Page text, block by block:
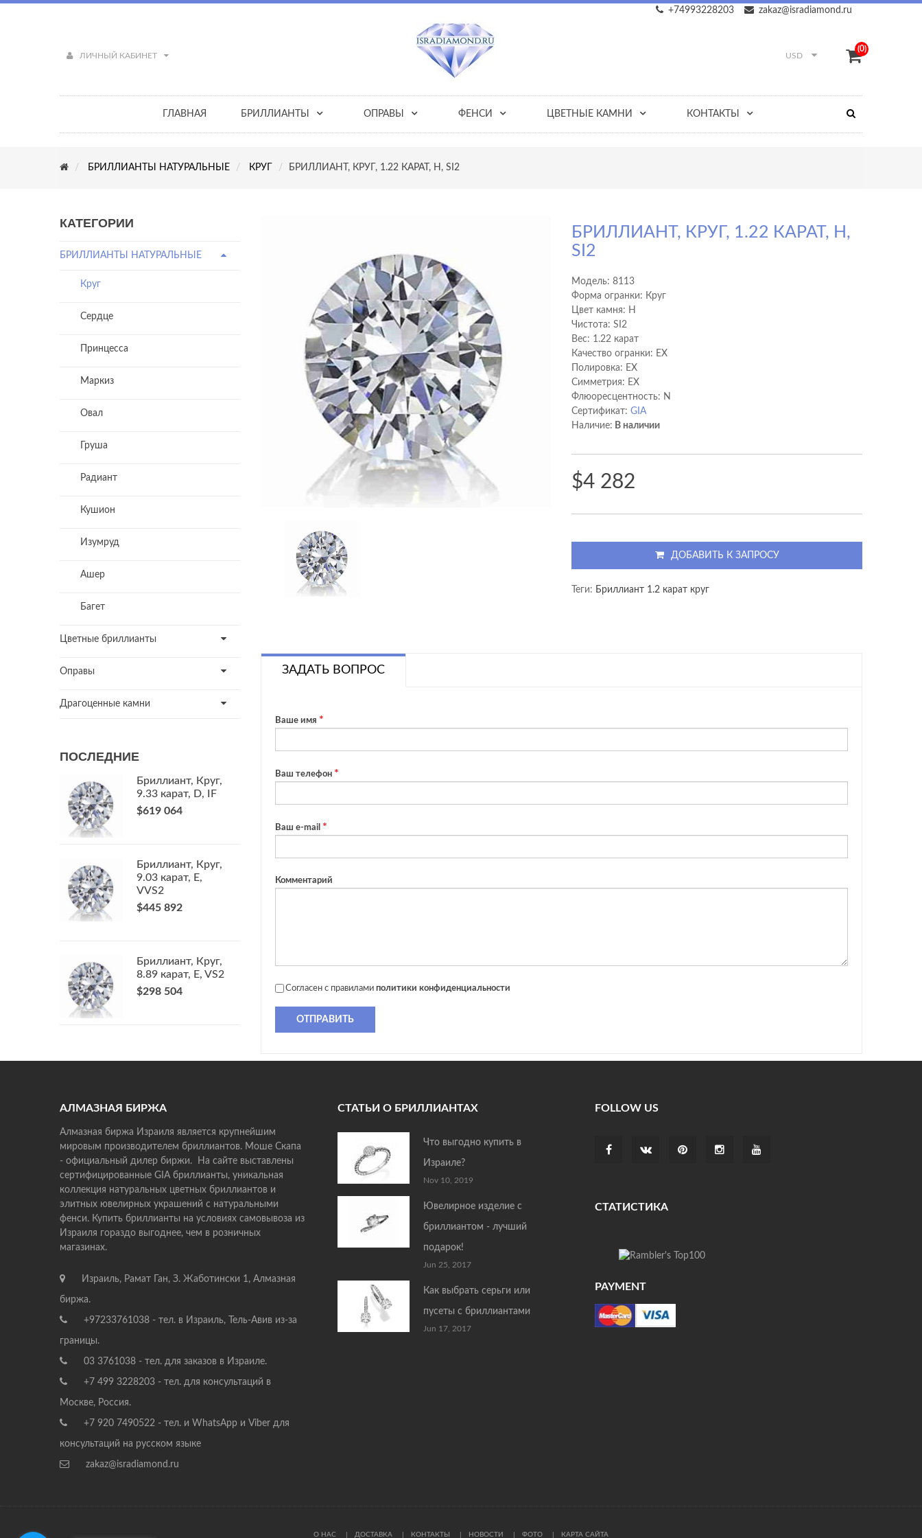
zakaz@isradiamond.ru
+74993228203
ЛИЧНЫЙ КАБИНЕТ USD
(0)
ГЛАВНАЯ БРИЛЛИАНТЫ ОПРАВЫ ФЕНСИ ЦВЕТНЫЕ КАМНИ КОНТАКТЫ
БРИЛЛИАНТЫ НАТУРАЛЬНЫЕ КРУГ БРИЛЛИАНТ, КРУГ, 1.22 КАРАТ, H, SI2
КАТЕГОРИИ
БРИЛЛИАНТЫ НАТУРАЛЬНЫЕ
Круг
Сердце
Принцесса
Маркиз
Овал
Груша
Радиант
Кушион
Изумруд
Ашер
Багет
Цветные бриллианты
Оправы
Драгоценные камни
ПОСЛЕДНИЕ
Бриллиант, Круг,
9.33 карат, D, IF
$619 064
Бриллиант, Круг,
9.03 карат, E,
VVS2
$445 892
Бриллиант, Круг,
8.89 карат, E, VS2
$298 504
БРИЛЛИАНТ, КРУГ, 1.22 КАРАТ, H,
SI2
Модель:8113
Форма огранки: Круг
Цвет камня: H
Чистота: SI2
Вес: 1.22 карат
Качество огранки: EX
Полировка: EX
Cимметрия: EX
Флюоресцентность: N
Сертификат:GIA
Наличие: В наличии
$4 282
ДОБАВИТЬ К ЗАПРОСУ
Теги: Бриллиант 1.2 карат круг
ЗАДАТЬ ВОПРОС
Ваше имя
Ваш телефон
Ваш e-mail
Комментарий
Согласен с правилами политики конфиденциальности
ОТПРАВИТЬ
АЛМАЗНАЯ БИРЖА
Алмазная биржа Израиля является крупнейшим
мировым производителем бриллиантов. Моше Скапа
- официальный дилер биржи. На сайте выставлены
сертифицированные GIA бриллианты, уникальная
коллекция натуральных цветных бриллиантов и
элитных ювелирных украшений с натуральными
фенси. Купить бриллианты на условиях самовывоза из
Израиля гораздо выгоднее, чем в розничных
магазинах.
Израиль, Рамат Ган, З. Жаботински 1, Алмазная
биржа.
+97233761038 - тел. в Израиль, Тель-Авив из-за
границы.
03 3761038 - тел. для заказов в Израиле.
+7 499 3228203 - тел. для консультаций в
Москве, Россия.
+7 920 7490522 - тел. и WhatsApp и Viber для
консультаций на русском языке
zakaz@isradiamond.ru
СТАТЬИ О БРИЛЛИАНТАХ
Что выгодно купить в
Израиле?
Nov 10, 2019
Ювелирное изделие с
бриллиантом - лучший
подарок!
Jun 25, 2017
Как выбрать серьги или
пусеты с бриллиантами
Jun 17, 2017
FOLLOW US
СТАТИСТИКА
PAYMENT
О НАС ДОСТАВКА КОНТАКТЫ НОВОСТИ ФОТО КАРТА САЙТА